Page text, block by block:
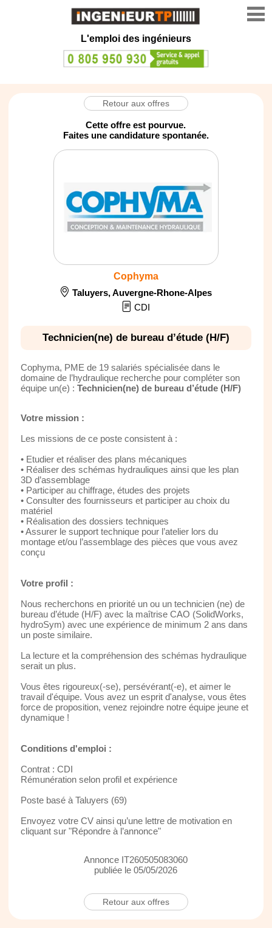
L'emploi des ingénieurs
Retour aux offres
Cette offre est pourvue.
Faites une candidature spontanée.
Cophyma
Taluyers,Auvergne-Rhone-Alpes
CDI
Technicien(ne) de bureau d’étude (H/F)
Cophyma, PME de 19 salariés spécialisée dans le
domaine de l’hydraulique recherche pour compléter son
équipe un(e) : Technicien(ne) de bureau d’étude (H/F)
Votre mission :
Les missions de ce poste consistent à :
• Etudier et réaliser des plans mécaniques
• Réaliser des schémas hydrauliques ainsi que les plan
3D d’assemblage
• Participer au chiffrage, études des projets
• Consulter des fournisseurs et participer au choix du
matériel
• Réalisation des dossiers techniques
• Assurer le support technique pour l’atelier lors du
montage et/ou l’assemblage des pièces que vous avez
conçu
Votre profil :
Nous recherchons en priorité un ou un technicien (ne) de
bureau d’étude (H/F) avec la maîtrise CAO (SolidWorks,
hydroSym) avec une expérience de minimum 2 ans dans
un poste similaire.
La lecture et la compréhension des schémas hydraulique
serait un plus.
Vous êtes rigoureux(-se), persévérant(-e), et aimer le
travail d'équipe. Vous avez un esprit d'analyse, vous êtes
force de proposition, venez rejoindre notre équipe jeune et
dynamique !
Conditions d'emploi :
Contrat : CDI
Rémunération selon profil et expérience
Poste basé à Taluyers (69)
Envoyez votre CV ainsi qu’une lettre de motivation en
cliquant sur "Répondre à l’annonce"
Annonce IT260505083060
publiée le 05/05/2026
Retour aux offres